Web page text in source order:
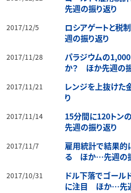
先週の振り返り
2017/12/5
ロシアゲートと
週の振り返り
2017/11/28
パラジウムの
か？ ほか先週の
2017/11/21
レンジを上抜けた
り
2017/11/14
15分間に120ト
先週の振り返り
2017/11/7
雇用統計で結果的
る ほか…先週の
2017/10/31
ドル下落でゴール
に注目 ほか…先